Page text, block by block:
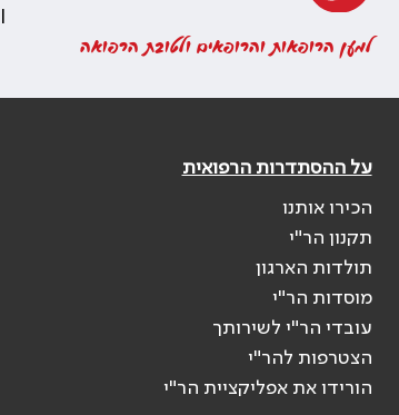
למען הרופאות והרופאים ולטובת הרפואה
על ההסתדרות הרפואית
הכירו אותנו
תקנון הר"י
תולדות הארגון
מוסדות הר"י
עובדי הר"י לשירותך
הצטרפות להר"י
הורידו את אפליקציית הר"י